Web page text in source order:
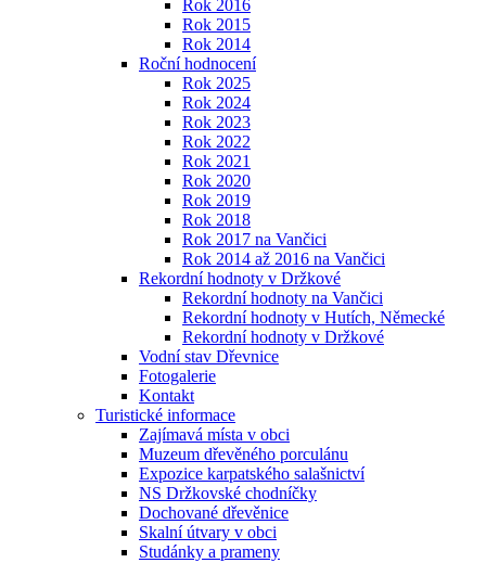
Rok 2016
Rok 2015
Rok 2014
Roční hodnocení
Rok 2025
Rok 2024
Rok 2023
Rok 2022
Rok 2021
Rok 2020
Rok 2019
Rok 2018
Rok 2017 na Vančici
Rok 2014 až 2016 na Vančici
Rekordní hodnoty v Držkové
Rekordní hodnoty na Vančici
Rekordní hodnoty v Hutích, Německé
Rekordní hodnoty v Držkové
Vodní stav Dřevnice
Fotogalerie
Kontakt
Turistické informace
Zajímavá místa v obci
Muzeum dřevěného porculánu
Expozice karpatského salašnictví
NS Držkovské chodníčky
Dochované dřevěnice
Skalní útvary v obci
Studánky a prameny